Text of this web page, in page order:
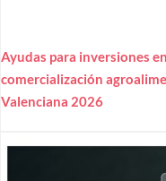
Ayudas para inversiones
comercialización
Valenciana 2026